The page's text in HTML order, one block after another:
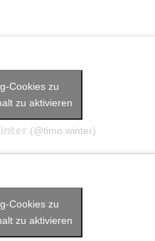
(@timo.winter)
Cookies zu
zu aktivieren
Cookies zu
zu aktivieren